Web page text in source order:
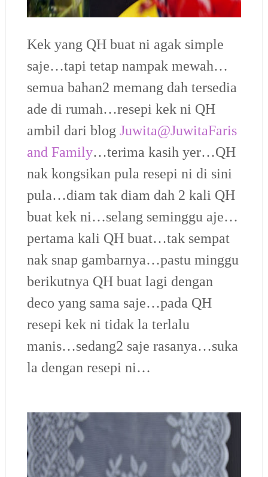
Kek yang QH buat ni agak simple
saje…tapi tetap nampak mewah…
semua bahan2 memang dah tersedia
ade di rumah…resepi kek ni QH
ambil dari blog Juwita@JuwitaFaris
and Family…terima kasih yer…QH
nak kongsikan pula resepi ni di sini
pula…diam tak diam dah 2 kali QH
buat kek ni…selang seminggu aje…
pertama kali QH buat…tak sempat
nak snap gambarnya…pastu minggu
berikutnya QH buat lagi dengan
deco yang sama saje…pada QH
resepi kek ni tidak la terlalu
manis…sedang2 saje rasanya…suka
la dengan resepi ni…